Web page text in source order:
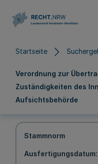
Startseite
Verordnung zur
Zuständigkeiten des
Aufsichtsbehörde
Stammnorm
Ausfertigungsdatum